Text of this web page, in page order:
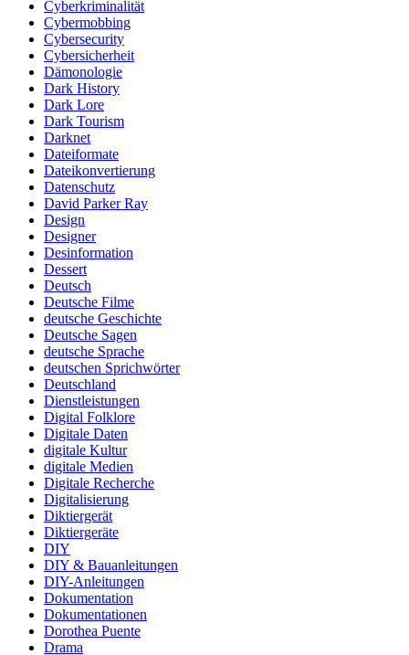
Cyberkriminalität
Cybermobbing
Cybersecurity
Cybersicherheit
Dämonologie
Dark History
Dark Lore
Dark Tourism
Darknet
Dateiformate
Dateikonvertierung
Datenschutz
David Parker Ray
Design
Designer
Desinformation
Dessert
Deutsch
Deutsche Filme
deutsche Geschichte
Deutsche Sagen
deutsche Sprache
deutschen Sprichwörter
Deutschland
Dienstleistungen
Digital Folklore
Digitale Daten
digitale Kultur
digitale Medien
Digitale Recherche
Digitalisierung
Diktiergerät
Diktiergeräte
DIY
DIY & Bauanleitungen
DIY-Anleitungen
Dokumentation
Dokumentationen
Dorothea Puente
Drama